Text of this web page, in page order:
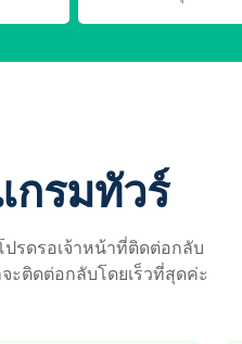
กรมทัวร์
รดรอเจ้าหน้าที่ติดต่อกลับ
ะติดต่อกลับโดยเร็วที่สุดค่ะ